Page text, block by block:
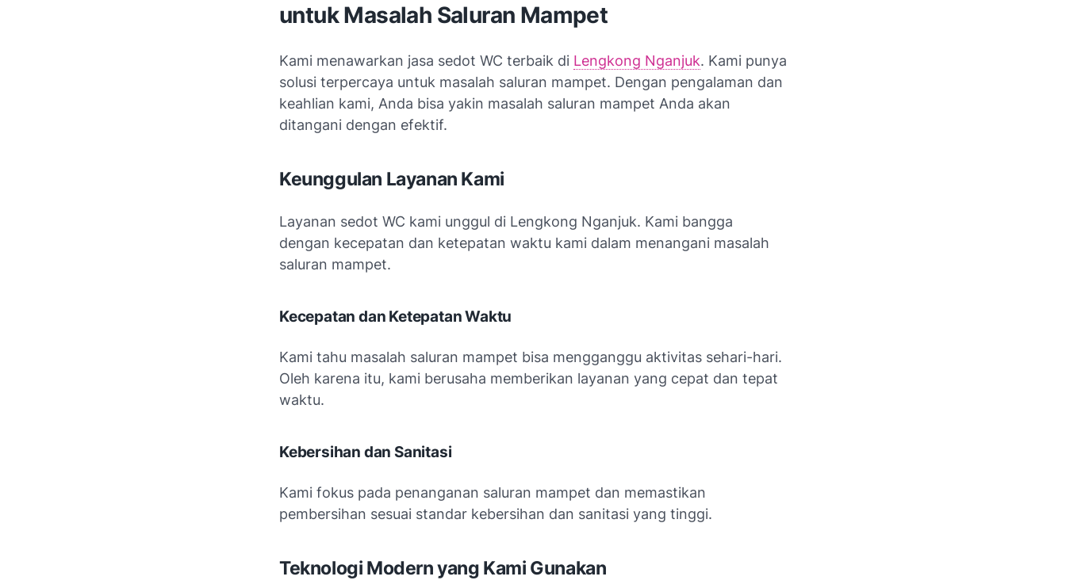
untuk Masalah Saluran Mampet
Kami menawarkan jasa sedot WC terbaik di Lengkong Nganjuk. Kami punya
solusi terpercaya untuk masalah saluran mampet. Dengan pengalaman dan
keahlian kami, Anda bisa yakin masalah saluran mampet Anda akan
ditangani dengan efektif.
Keunggulan Layanan Kami
Layanan sedot WC kami unggul di Lengkong Nganjuk. Kami bangga
dengan kecepatan dan ketepatan waktu kami dalam menangani masalah
saluran mampet.
Kecepatan dan Ketepatan Waktu
Kami tahu masalah saluran mampet bisa mengganggu aktivitas sehari-hari.
Oleh karena itu, kami berusaha memberikan layanan yang cepat dan tepat
waktu.
Kebersihan dan Sanitasi
Kami fokus pada penanganan saluran mampet dan memastikan
pembersihan sesuai standar kebersihan dan sanitasi yang tinggi.
Teknologi Modern yang Kami Gunakan